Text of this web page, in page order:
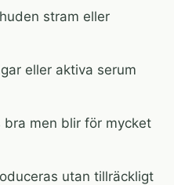
stram eller
eller aktiva serum
bra men blir för mycket
utan tillräckligt